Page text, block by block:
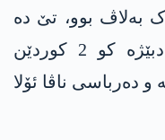
بەلاڤ بوو، تێ دە
مەلایەکی عەرەب دئاخڤە و دبێژە کو 2 کوردێن
دەرباسی ناڤا ئۆلا